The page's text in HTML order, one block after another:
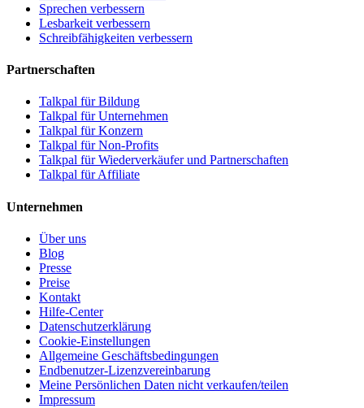
Sprechen verbessern
Lesbarkeit verbessern
Schreibfähigkeiten verbessern
Partnerschaften
Talkpal für Bildung
Talkpal für Unternehmen
Talkpal für Konzern
Talkpal für Non-Profits
Talkpal für Wiederverkäufer und Partnerschaften
Talkpal für Affiliate
Unternehmen
Über uns
Blog
Presse
Preise
Kontakt
Hilfe-Center
Datenschutzerklärung
Cookie-Einstellungen
Allgemeine Geschäftsbedingungen
Endbenutzer-Lizenzvereinbarung
Meine Persönlichen Daten nicht verkaufen/teilen
Impressum